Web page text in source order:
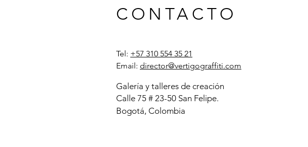
CONTACTO
Tel: +57 310 554 35 21
Email: director@vertigograffiti.com
Galería y talleres de creación
Calle 75 # 23-50 San Felipe.
Bogotá, Colombia